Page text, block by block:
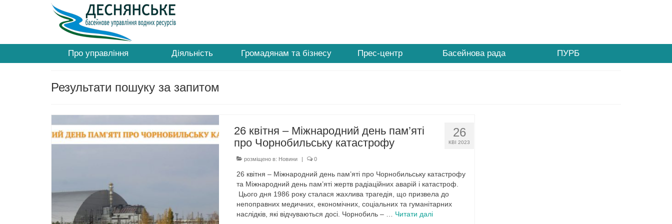
Про управління Діяльність Громадянам та бізнесу Прес-центр Басейнова рада ПУРБ
Результати пошуку за запитом
26
КВІ 2023
26 квітня – Міжнародний день пам’яті
про Чорнобильську катастрофу
розміщено в: Новини | 0
26 квітня – Міжнародний день пам’яті про Чорнобильську катастрофу
та Міжнародний день пам’яті жертв радіаційних аварій і катастроф.
Цього дня 1986 року сталася жахлива трагедія, що призвела до
непоправних медичних, економічних, соціальних та гуманітарних
наслідків, які відчуваються досі. Чорнобиль – … Читати далі